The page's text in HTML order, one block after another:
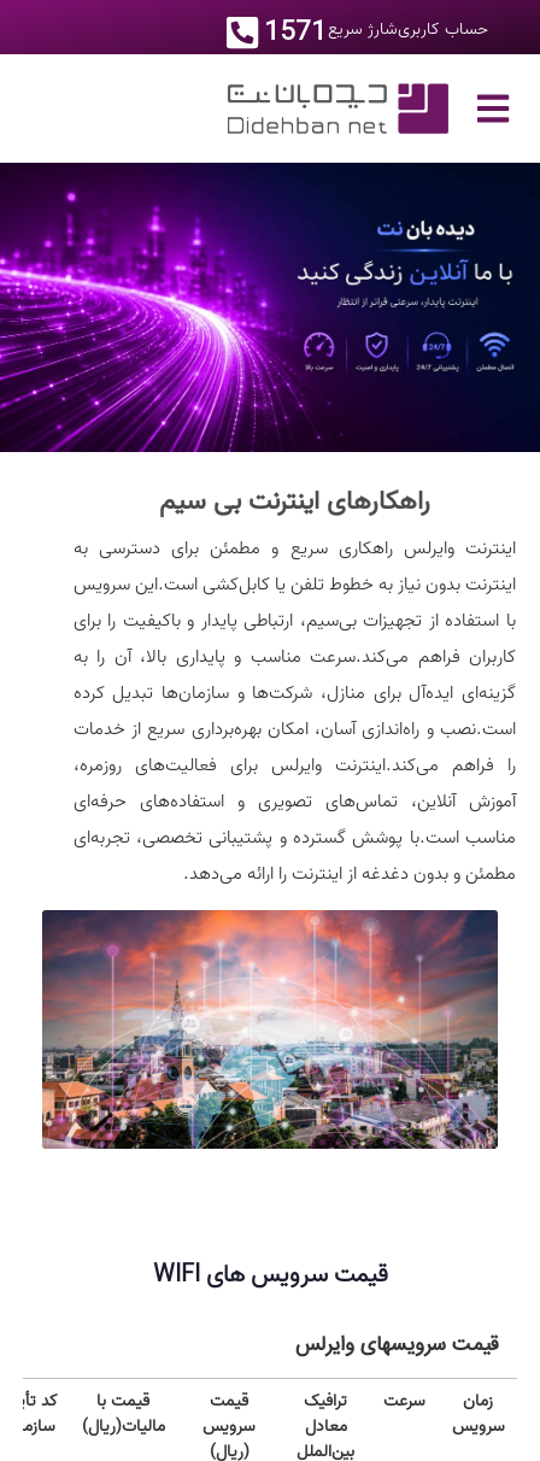
حساب کاربریشارژ سریع 1571
راهکارهای اینترنت بی سیم
اینترنت وایرلس راهکاری سریع و مطمئن برای دسترسی به
اینترنت بدون نیاز به خطوط تلفن یا کابل‌کشی است.این سرویس
با استفاده از تجهیزات بی‌سیم، ارتباطی پایدار و باکیفیت را برای
کاربران فراهم می‌کند.سرعت مناسب و پایداری بالا، آن را به
گزینه‌ای ایده‌آل برای منازل، شرکت‌ها و سازمان‌ها تبدیل کرده
است.نصب و راه‌اندازی آسان، امکان بهره‌برداری سریع از خدمات
را فراهم می‌کند.اینترنت وایرلس برای فعالیت‌های روزمره،
آموزش آنلاین، تماس‌های تصویری و استفاده‌های حرفه‌ای
مناسب است.با پوشش گسترده و پشتیبانی تخصصی، تجربه‌ای
مطمئن و بدون دغدغه از اینترنت را ارائه می‌دهد.
قیمت سرویس های WIFI
قیمت سرویسهای وایرلس
زمان
سرویس
سرعت
ترافیک
معادل
بین‌الملل
قیمت
سرویس
(ریال)
قیمت با
مالیات(ریال)
کد تأیید
سازمان